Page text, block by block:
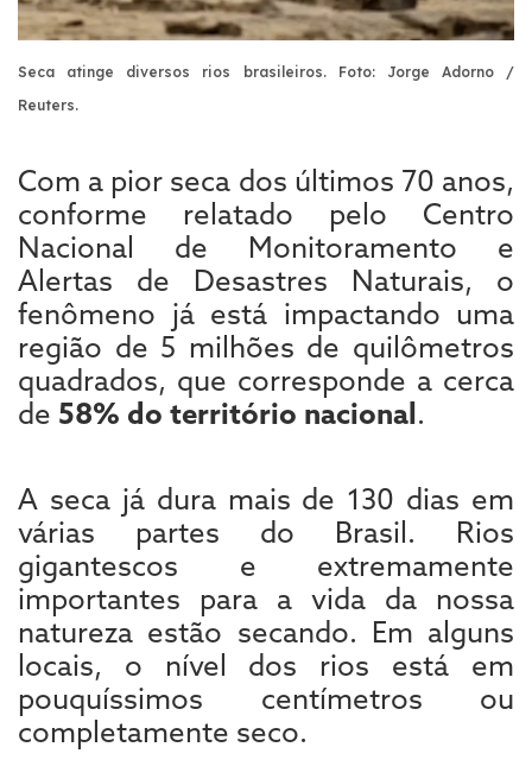
Seca atinge diversos rios brasileiros. Foto: Jorge Adorno /
Reuters.
Com a pior seca dos últimos 70 anos,
conforme relatado pelo Centro
Nacional de Monitoramento e
Alertas de Desastres Naturais, o
fenômeno já está impactando uma
região de 5 milhões de quilômetros
quadrados, que corresponde a cerca
de 58% do território nacional.
A seca já dura mais de 130 dias em
várias partes do Brasil. Rios
gigantescos e extremamente
importantes para a vida da nossa
natureza estão secando. Em alguns
locais, o nível dos rios está em
pouquíssimos centímetros ou
completamente seco.